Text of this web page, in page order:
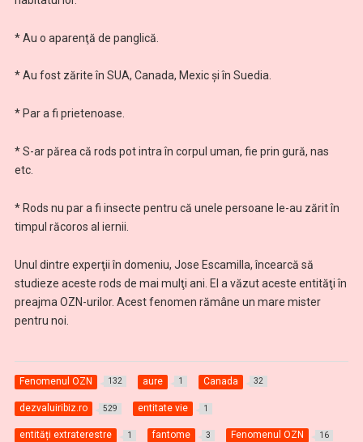
* Au o aparenţă de panglică.
* Au fost zărite în SUA, Canada, Mexic şi în Suedia.
* Par a fi prietenoase.
* S-ar părea că rods pot intra în corpul uman, fie prin gură, nas
etc.
* Rods nu par a fi insecte pentru că unele persoane le-au zărit în
timpul răcoros al iernii.
Unul dintre experţii în domeniu, Jose Escamilla, încearcă să
studieze aceste rods de mai mulţi ani. El a văzut aceste entităţi în
preajma OZN-urilor. Acest fenomen rămâne un mare mister
pentru noi.
Fenomenul OZN 132 aure 1 Canada 32
dezvaluiribiz.ro 529 entitate vie 1
entități extraterestre 1 fantome 3 Fenomenul OZN 16